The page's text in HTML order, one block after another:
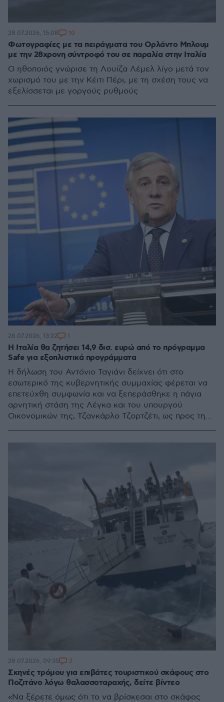
Φωτογραφίες με τα πειράγματα του Ορλάντο Μπλουμ
με την 28χρονη σύντροφό του σε παραλία στην Ιταλία
Ο ηθοποιός γνώρισε τη Λουίζα Λέμελ λίγο μετά τον
χωρισμό του με την Κέιτι Πέρι, με τη σχέση τους να
εξελίσσεται με γοργούς ρυθμούς
28.07.2026, 15:08 10
Η Ιταλία θα ζητήσει 14,9 δισ. ευρώ από το πρόγραμμα
Safe για εξοπλιστικά προγράμματα
Η δήλωση του Αντόνιο Ταγιάνι δείχνει ότι στο
εσωτερικό της κυβερνητικής συμμαχίας φέρεται να
επετεύχθη συμφωνία και να ξεπεράσθηκε η πάγια
αρνητική στάση της Λέγκα και του υπουργού
Οικονομικών της, Τζανκάρλο Τζορτζέτι, ως προς την
28.07.2026, 13:22 1
Σκηνές τρόμου για επιβάτες τουριστικού σκάφους στο
Ποζιτάνο λόγω θαλασσοταραχής, δείτε βίντεο
«Να ξέρετε όμως ότι το να βρίσκεσαι στο σκάφος
28.07.2026, 09:35 2